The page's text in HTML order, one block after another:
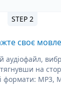
STEP 2
своє
аудіофайл,
на
формати: MP3,